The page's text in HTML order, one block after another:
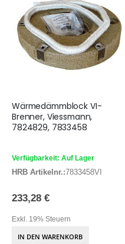
Wärmedämmblock VI-
Brenner, Viessmann,
7824829, 7833458
Verfügbarkeit: Auf Lager
HRB Artikelnr.:7833458VI
233,28 €
Exkl. 19% Steuern
IN DEN WARENKORB